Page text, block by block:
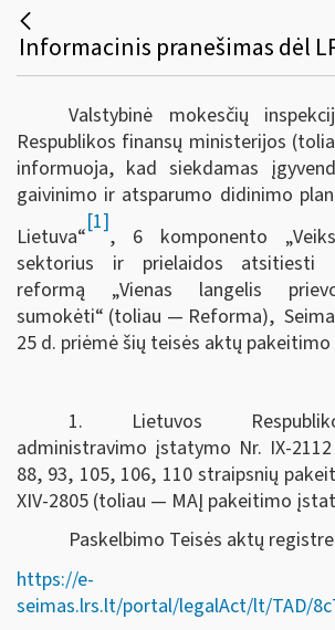
Valstybinė mokesčių
Respublikos finansų ministerijos
informuoja, kad siekdamas
gaivinimo ir atsparumo didinimo
Lietuva“
[1]
, 6 komponento
sektorius ir prielaidos atsitiesti
reformą „Vienas langelis
sumokėti“ (toliau — Reforma),
25 d. priėmė šių teisės aktų
1. Lietuvos
administravimo įstatymo Nr. IX-
88, 93, 105, 106, 110 straipsnių
XIV-2805 (toliau — MAĮ pakeitimo
Paskelbimo Teisės aktų
https://e-
seimas.lrs.lt/portal/legalAct/lt/TAD/